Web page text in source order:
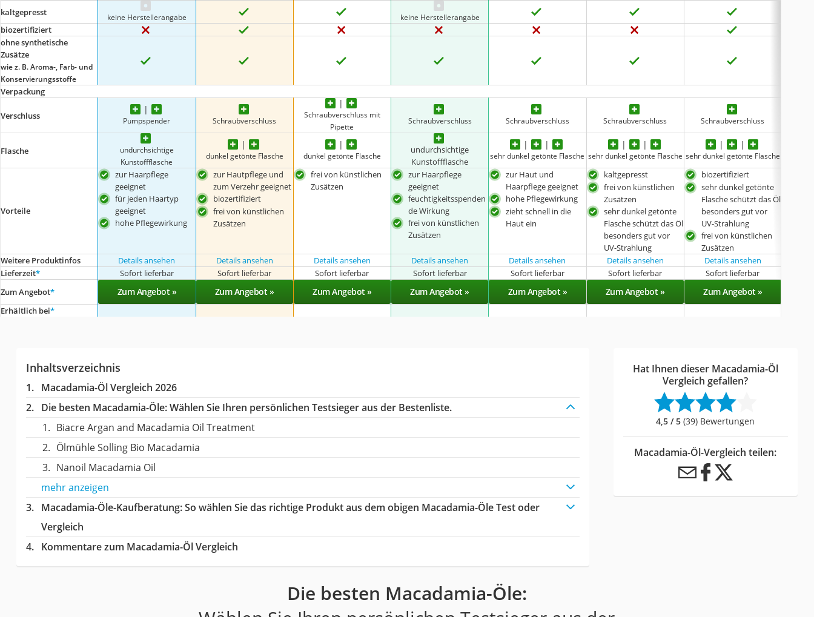
kaltgepresst
keine Herstellerangabe keine Herstellerangabe
biozertifiziert
ohne synthetische
Zusätze
wie z. B. Aroma-, Farb- und
Konservierungsstoffe
Verpackung
Verschluss Pumpspender Schraubverschluss
Schraubverschluss mit
Pipette
Schraubverschluss Schraubverschluss Schraubverschluss Schraubverschluss
Flasche
undurchsichtige
Kunstoffflasche
dunkel getönte Flasche dunkel getönte Flasche
undurchsichtige
Kunstoffflasche
sehr dunkel getönte Flasche sehr dunkel getönte Flasche sehr dunkel getönte Flasche
Vorteile
zur Haarpflege
geeignet
für jeden Haartyp
geeignet
hohe Pflegewirkung
zur Hautpflege und
zum Verzehr geeignet
biozertifiziert
frei von künstlichen
Zusätzen
frei von künstlichen
Zusätzen
zur Haarpflege
geeignet
feuchtigkeitsspenden
de Wirkung
frei von künstlichen
Zusätzen
zur Haut und
Haarpflege geeignet
hohe Pflegewirkung
zieht schnell in die
Haut ein
kaltgepresst
frei von künstlichen
Zusätzen
sehr dunkel getönte
Flasche schützt das Öl
besonders gut vor
UV-Strahlung
biozertifiziert
sehr dunkel getönte
Flasche schützt das Öl
besonders gut vor
UV-Strahlung
frei von künstlichen
Zusätzen
Weitere Produktinfos Details ansehen Details ansehen Details ansehen Details ansehen Details ansehen Details ansehen
Details ansehen
Lieferzeit* Sofort lieferbar Sofort lieferbar Sofort lieferbar Sofort lieferbar Sofort lieferbar Sofort lieferbar Sofort lieferbar
Zum Angebot* Zum Angebot » Zum Angebot » Zum Angebot » Zum Angebot » Zum Angebot » Zum Angebot » Zum Angebot »
Erhältlich bei*
Inhaltsverzeichnis
Macadamia-Öl Vergleich 2026
Die besten Macadamia-Öle:Wählen Sie Ihren persönlichen Testsieger aus der Bestenliste.
Biacre Argan and Macadamia Oil Treatment
Ölmühle Solling Bio Macadamia
Nanoil Macadamia Oil
mehr anzeigen
Macadamia-Öle-Kaufberatung: So wählen Sie das richtige Produkt aus dem obigen Macadamia-Öle Test oder
Vergleich
Kommentare zum Macadamia-Öl Vergleich
Hat Ihnen dieser Macadamia-Öl
Vergleich gefallen?
4,5 / 5 (39) Bewertungen
Macadamia-Öl-Vergleich teilen:
Die besten Macadamia-Öle: